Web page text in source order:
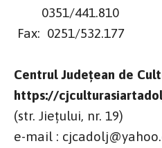
0351/441.810
Fax: 0251/532.177
Centrul Județean de
https://
(str. Jiețului, nr. 19)
e-mail :